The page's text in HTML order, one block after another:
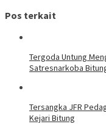
Pos terkait
Tergoda Untung
Satresnarkoba
Tersangka JFR
Kejari Bitung